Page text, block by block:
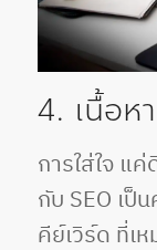
4. เนื้อห
การใส่ใจ แค่
กับ SEO เป็
คีย์เวิร์ด ที่เ